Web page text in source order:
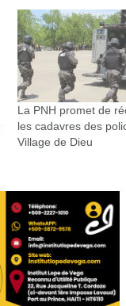
La PNH promet de
les cadavres des
Village de Dieu